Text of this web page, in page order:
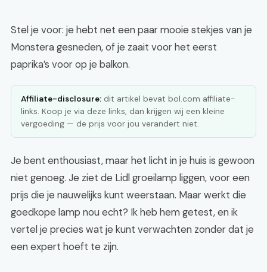
Stel je voor: je hebt net een paar mooie stekjes van je
Monstera gesneden, of je zaait voor het eerst
paprika’s voor op je balkon.
Affiliate-disclosure: dit artikel bevat bol.com affiliate-
links. Koop je via deze links, dan krijgen wij een kleine
vergoeding — de prijs voor jou verandert niet.
Je bent enthousiast, maar het licht in je huis is gewoon
niet genoeg. Je ziet de Lidl groeilamp liggen, voor een
prijs die je nauwelijks kunt weerstaan. Maar werkt die
goedkope lamp nou echt? Ik heb hem getest, en ik
vertel je precies wat je kunt verwachten zonder dat je
een expert hoeft te zijn.